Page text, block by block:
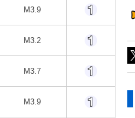
M3.9
M3.2
M3.7
M3.9